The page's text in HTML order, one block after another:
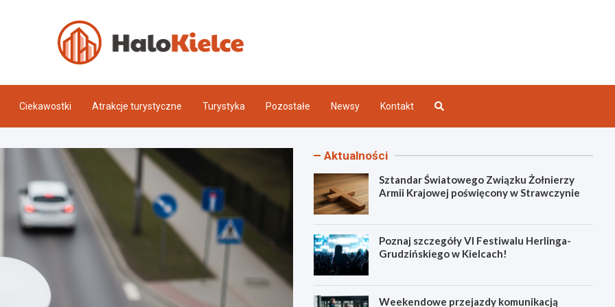
Ciekawostki Atrakcje turystyczne Turystyka Pozostałe Newsy Kontakt
Aktualności
Sztandar Światowego Związku Żołnierzy
Armii Krajowej poświęcony w Strawczynie
Poznaj szczegóły VI Festiwalu Herlinga-
Grudzińskiego w Kielcach!
Weekendowe przejazdy komunikacją